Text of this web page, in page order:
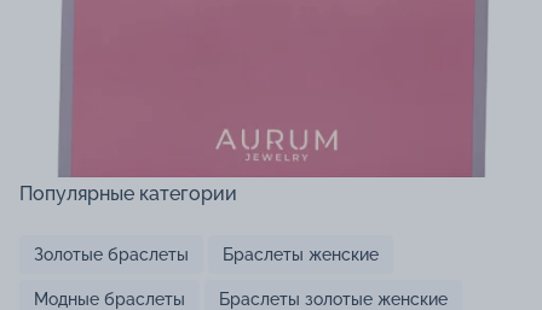
Популярные категории
Золотые браслеты Браслеты женские
Модные браслеты Браслеты золотые женские